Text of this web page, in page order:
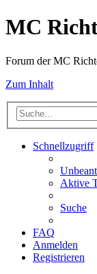
MC
Forum der MC
Zum Inhalt
Schnellzugriff
Aktive
Suche
FAQ
Anmelden
Registrieren